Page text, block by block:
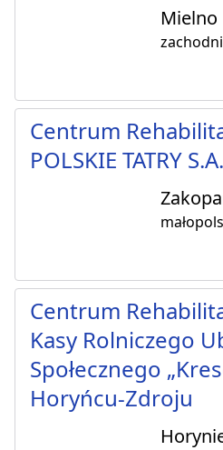
Mielno
Centrum
POLSKIE TATRY S.A.
Centrum
Kasy Rolniczego
Społecznego
Horyńcu-Zdroju